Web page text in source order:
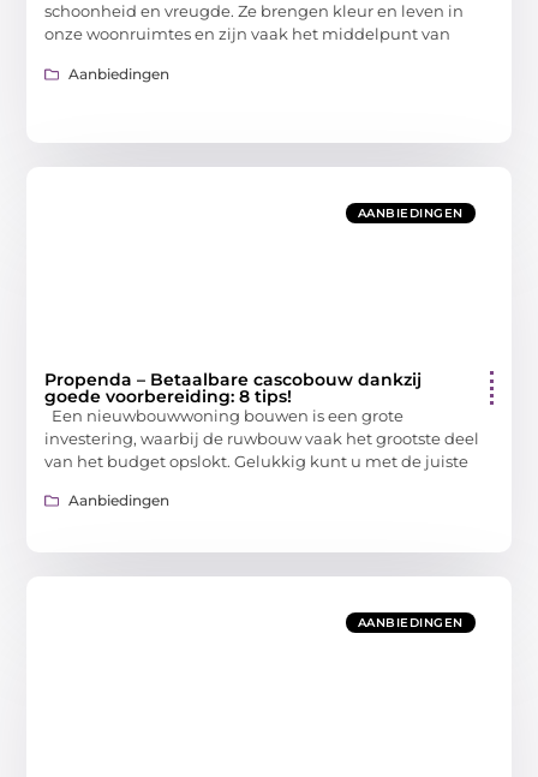
schoonheid en vreugde. Ze brengen kleur en leven in
onze woonruimtes en zijn vaak het middelpunt van
Aanbiedingen
AANBIEDINGEN
Propenda – Betaalbare cascobouw dankzij
goede voorbereiding: 8 tips!
Een nieuwbouwwoning bouwen is een grote
investering, waarbij de ruwbouw vaak het grootste deel
van het budget opslokt. Gelukkig kunt u met de juiste
Aanbiedingen
AANBIEDINGEN